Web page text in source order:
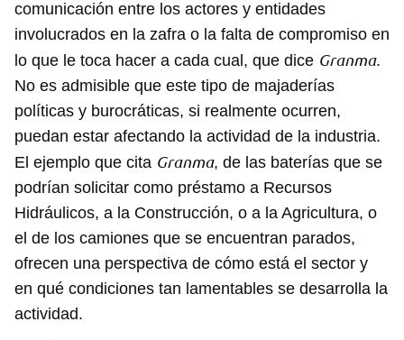
comunicación entre los actores y entidades
involucrados en la zafra o la falta de compromiso en
lo que le toca hacer a cada cual, que dice Granma.
No es admisible que este tipo de majaderías
políticas y burocráticas, si realmente ocurren,
puedan estar afectando la actividad de la industria.
El ejemplo que cita Granma, de las baterías que se
podrían solicitar como préstamo a Recursos
Hidráulicos, a la Construcción, o a la Agricultura, o
el de los camiones que se encuentran parados,
ofrecen una perspectiva de cómo está el sector y
en qué condiciones tan lamentables se desarrolla la
actividad.